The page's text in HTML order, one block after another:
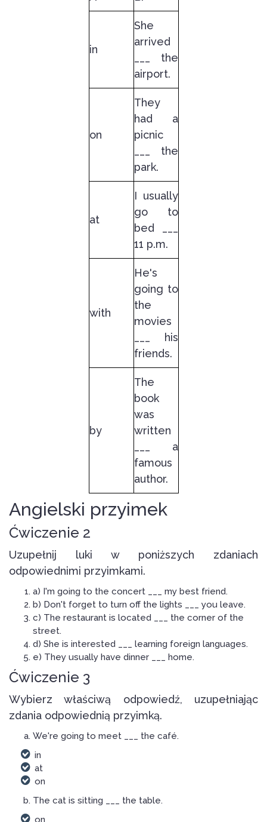
in
She
arrived
___ the
airport.
on
They
had a
picnic
___ the
park.
at
I usually
go to
bed ___
11 p.m.
with
He's
going to
the
movies
___ his
friends.
by
The
book
was
written
___ a
famous
author.
Angielski przyimek
Ćwiczenie 2
Uzupełnij luki w poniższych zdaniach
odpowiednimi przyimkami.
a) I'm going to the concert ___ my best friend.
b) Don't forget to turn off the lights ___ you leave.
c) The restaurant is located ___ the corner of the
street.
d) She is interested ___ learning foreign languages.
e) They usually have dinner ___ home.
Ćwiczenie 3
Wybierz właściwą odpowiedź, uzupełniając
zdania odpowiednią przyimką.
We're going to meet ___ the café.
in
at
on
The cat is sitting ___ the table.
on